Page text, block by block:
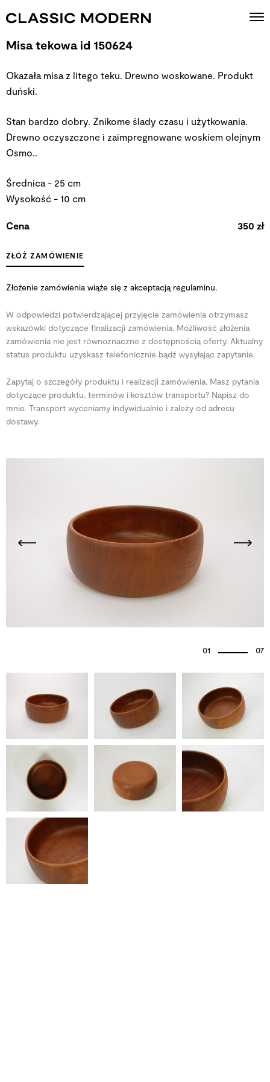
01 07
Misa tekowa id 150624
Okazała misa z litego teku. Drewno woskowane. Produkt
duński.
Stan bardzo dobry. Znikome ślady czasu i użytkowania.
Drewno oczyszczone i zaimpregnowane woskiem olejnym
Osmo..
Średnica - 25 cm
Wysokość - 10 cm
Cena 350 zł
ZŁÓŻ ZAMÓWIENIE
Złożenie zamówienia wiąże się z akceptacją regulaminu.
W odpowiedzi potwierdzającej przyjęcie zamówienia otrzymasz
wskazówki dotyczące finalizacji zamówienia. Możliwość złożenia
zamówienia nie jest równoznaczne z dostępnością oferty. Aktualny
status produktu uzyskasz telefonicznie bądź wysyłając zapytanie.
Zapytaj o szczegóły produktu i realizacji zamówienia. Masz pytania
dotyczące produktu, terminów i kosztów transportu? Napisz do
mnie. Transport wyceniamy indywidualnie i zależy od adresu
dostawy.